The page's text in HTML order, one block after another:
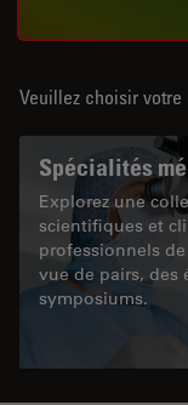
Veuillez choisir
Spécialités
Explorez une
scientifiques et
professionnels
vue de pairs, des
symposiums.